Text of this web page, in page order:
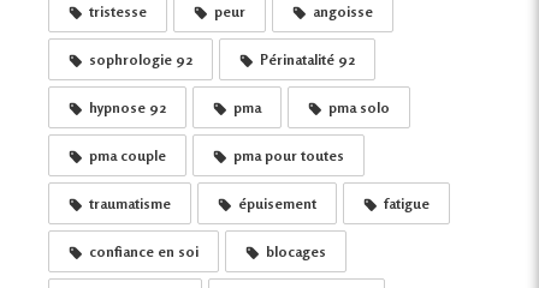
tristesse peur angoisse
sophrologie 92 Périnatalité 92
hypnose 92 pma pma solo
pma couple pma pour toutes
traumatisme épuisement fatigue
confiance en soi blocages